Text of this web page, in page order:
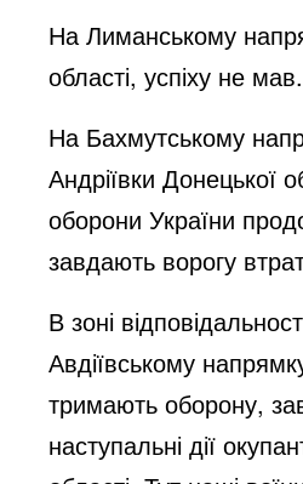
На Лиманському
області, успіху не мав.
На Бахмутському
Андріївки Донецької
оборони України
завдають ворогу
В зоні
Авдіївському
тримають оборону,
наступальні дії